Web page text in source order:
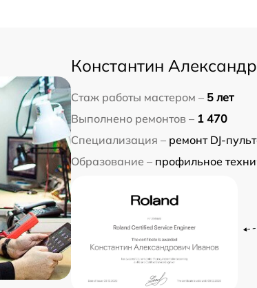
Константин
Стаж работы мастером – 5 лет
Выполнено ремонтов – 1 470
Специализация – ремонт DJ-
Образование – профильное